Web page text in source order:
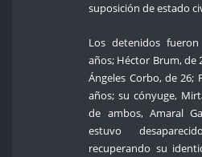
suposición de estado
Los detenidos
años; Héctor Brum, de
Ángeles Corbo, de 26;
años; su cónyuge,
de ambos, Amaral
estuvo
recuperando su